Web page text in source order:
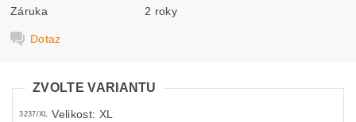
Záruka 2 roky
Dotaz
ZVOLTE VARIANTU
3237/XL Velikost: XL